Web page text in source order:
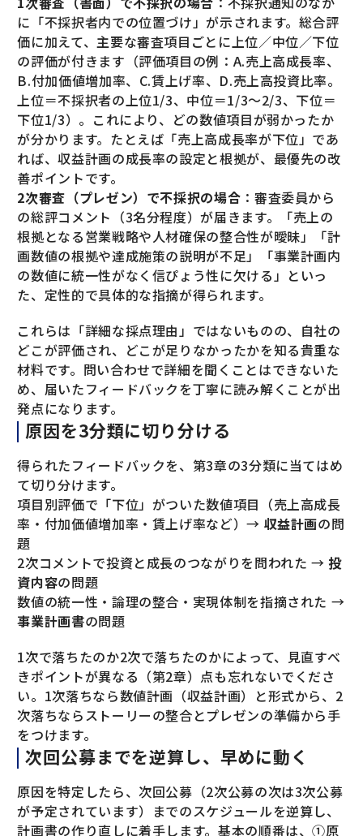
に「不採択者内での位置づけ」が示されます。総合評
価に加えて、主要な審査項目ごとに上位／中位／下位
の評価が付きます（評価項目の例：A.売上高成長率、
B.付加価値増加率、C.賃上げ率、D.売上高投資比率。
上位＝不採択者の上位1/3、中位＝1/3〜2/3、下位＝
下位1/3）。これにより、どの数値項目が弱かったか
が分かります。たとえば「売上高成長率が下位」であ
れば、収益計画の成長率の設定と根拠が、最優先の改
善ポイントです。
2次審査（プレゼン）で不採択の場合 ：審査委員から
の総評コメント（3名分程度）が届きます。「売上の
根拠となる営業戦略や人材確保の整合性が曖昧」「計
画数値の根拠や達成施策の説明が不足」「事業計画内
の数値に統一性がなく信ぴょう性に欠ける」といっ
た、定性的で具体的な指摘が得られます。
これらは「詳細な採点理由」ではないものの、自社の
どこが評価され、どこが足りなかったかを知る貴重な
材料です。問い合わせで詳細を聞くことはできないた
め、届いたフィードバックを丁寧に読み解くことが出
発点になります。
原因を3分類に切り分ける
得られたフィードバックを、第3章の3分類に当てはめ
て切り分けます。
項目別評価で「下位」がついた数値項目（売上高成長
率・付加価値増加率・賃上げ率など）→ 収益計画の問
題
2次コメントで投資と成長のつながりを問われた → 投
資内容の問題
数値の統一性・論理の整合・実現体制を指摘された →
事業計画書の問題
1次で落ちたのか2次で落ちたのかによって、見直すべ
きポイントが異なる（第2章）点も忘れないでくださ
い。1次落ちなら数値計画（収益計画）と形式から、2
次落ちならストーリーの整合とプレゼンの準備から手
をつけます。
次回公募までを逆算し、早めに動く
原因を特定したら、次回公募（2次公募の次は3次公募
が予定されています）までのスケジュールを逆算し、
計画書の作り直しに着手します。基本の順番は、①原